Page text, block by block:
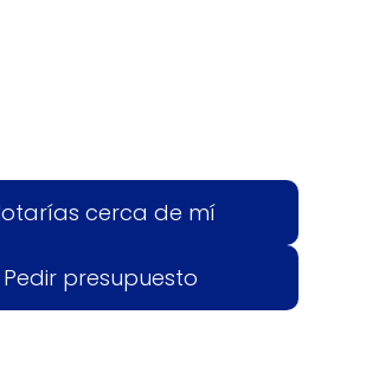
cerca de mí
Pedir presupuesto